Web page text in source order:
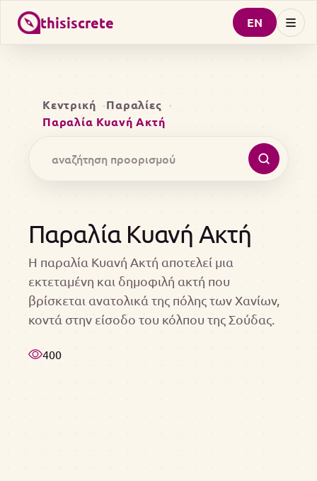
thisiscrete EN
Κεντρική
Παραλίες
Παραλία Κυανή Ακτή
Παραλία Κυανή Ακτή
Η παραλία Κυανή Ακτή αποτελεί μια
εκτεταμένη και δημοφιλή ακτή που
βρίσκεται ανατολικά της πόλης των Χανίων,
κοντά στην είσοδο του κόλπου της Σούδας.
400